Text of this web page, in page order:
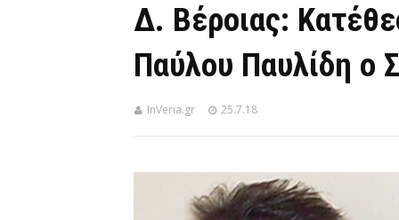
Δ. Βέροιας:
Παύλου Παυλίδη ο
InVeria.gr 25.7.18